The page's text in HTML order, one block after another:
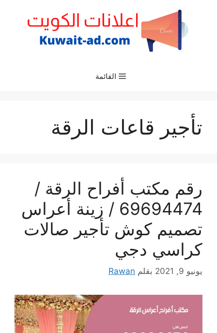
القائمة
تأجير قاعات الرقة
رقم مكتب أفراح الرقة /
69694474 / زينة أعراس
تصميم كوش تأجير صالات
كراسي دجي
يونيو 9, 2021 بقلم Rawan